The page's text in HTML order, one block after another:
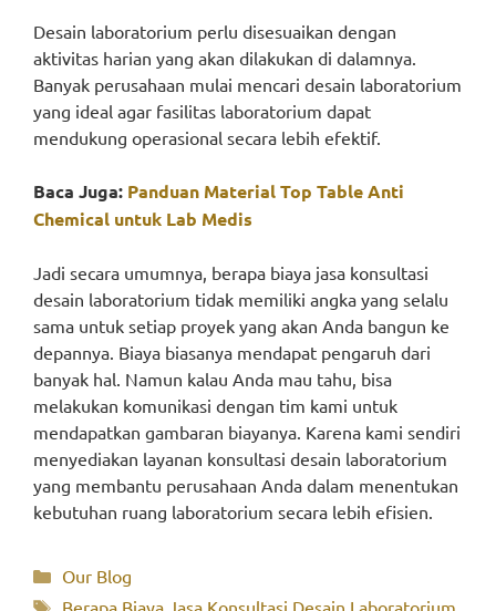
Desain laboratorium perlu disesuaikan dengan
aktivitas harian yang akan dilakukan di dalamnya.
Banyak perusahaan mulai mencari desain laboratorium
yang ideal agar fasilitas laboratorium dapat
mendukung operasional secara lebih efektif.
Baca Juga: Panduan Material Top Table Anti
Chemical untuk Lab Medis
Jadi secara umumnya, berapa biaya jasa konsultasi
desain laboratorium tidak memiliki angka yang selalu
sama untuk setiap proyek yang akan Anda bangun ke
depannya. Biaya biasanya mendapat pengaruh dari
banyak hal. Namun kalau Anda mau tahu, bisa
melakukan komunikasi dengan tim kami untuk
mendapatkan gambaran biayanya. Karena kami sendiri
menyediakan layanan konsultasi desain laboratorium
yang membantu perusahaan Anda dalam menentukan
kebutuhan ruang laboratorium secara lebih efisien.
Categories
Our Blog
Tags
Berapa Biaya Jasa Konsultasi Desain Laboratorium